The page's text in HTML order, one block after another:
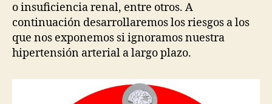
o insuficiencia renal, entre otros. A
continuación desarrollaremos los riesgos a los
que nos exponemos si ignoramos nuestra
hipertensión arterial a largo plazo.